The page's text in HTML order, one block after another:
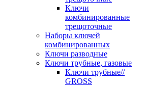
Ключи
комбинированные
трещоточные
Наборы ключей
комбинированных
Ключи разводные
Ключи трубные, газовые
Ключи трубные//
GROSS